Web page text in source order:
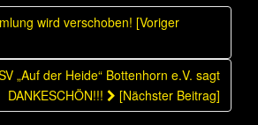
wird verschoben! [Voriger
„Auf der Heide“ Bottenhorn e.V. sagt
DANKESCHÖN!!!
[Nächster Beitrag]